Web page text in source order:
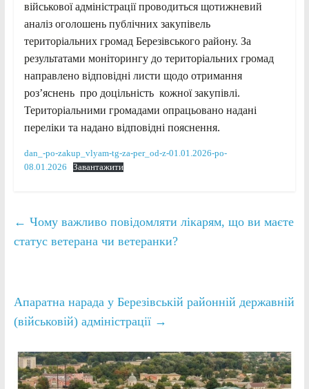
військової адміністрації проводиться щотижневий
аналіз оголошень публічних закупівель
територіальних громад Березівського району. За
результатами моніторингу до територіальних громад
направлено відповідні листи щодо отримання
роз’яснень про доцільність кожної закупівлі.
Територіальними громадами опрацьовано надані
переліки та надано відповідні пояснення.
dan_-po-zakup_vlyam-tg-za-per_od-z-01.01.2026-po-
08.01.2026
Завантажити
← Чому важливо повідомляти лікарям, що ви маєте
статус ветерана чи ветеранки?
Апаратна нарада у Березівській районній державній
(військовій) адміністрації →